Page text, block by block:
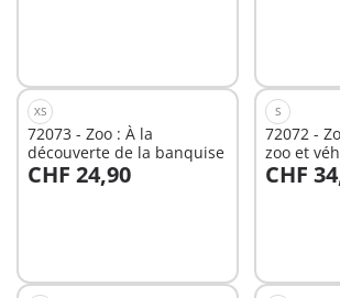
XS
72073 - Zoo : À la
découverte de la banquise
CHF 24,90
Au panier
S
72072 -
zoo et
CHF
Au